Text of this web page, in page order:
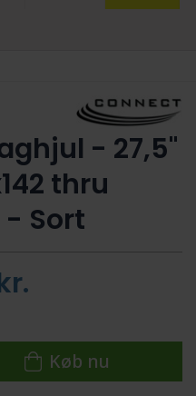
- 27,5"
thru
Sort
Køb nu